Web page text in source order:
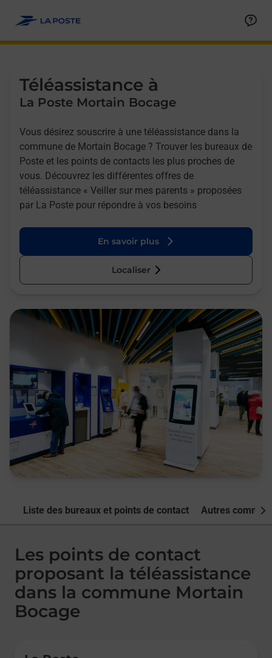
Téléassistance à
La Poste Mortain Bocage
Vous désirez souscrire à une téléassistance dans la
commune de Mortain Bocage ? Trouver les bureaux de
Poste et les points de contacts les plus proches de
vous. Découvrez les différentes offres de
téléassistance « Veiller sur mes parents » proposées
par La Poste pour répondre à vos besoins
En savoir plus
Localiser
Liste des bureaux et points de contact Autres
Les points de contact
proposant la téléassistance
dans la commune Mortain
Bocage